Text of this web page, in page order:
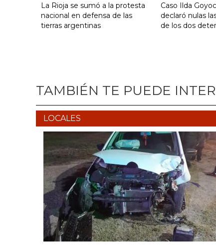
La Rioja se sumó a la protesta
nacional en defensa de las
tierras argentinas
Caso Ilda
declaró nulas
de los dos
TAMBIÉN TE PUEDE
LOCALES